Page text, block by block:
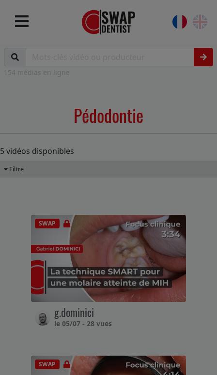
154 médias en ligne
Pédodontie
5 vidéos disponibles
Filtre
SWAP
g.dominici
le 05/07 - 28 vues
SWAP